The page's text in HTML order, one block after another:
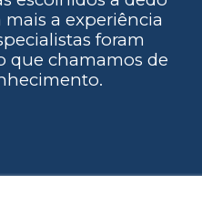
a experiência
foram
que chamamos de